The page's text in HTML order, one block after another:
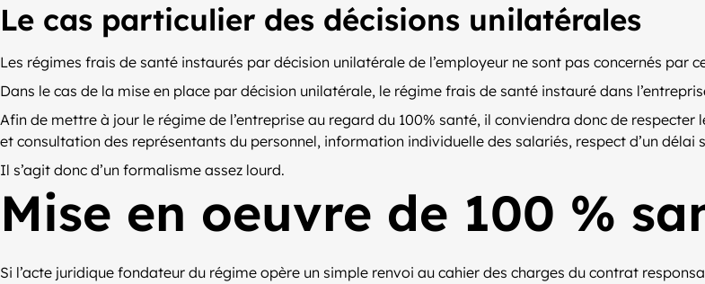
Le cas particulier des décisions unilatérales
Les régimes frais de santé instaurés par décision unilatérale de l’employeur ne sont pas concernés
Dans le cas de la mise en place par décision unilatérale, le régime frais de santé instauré dans
Afin de mettre à jour le régime de l’entreprise au regard du 100% santé, il conviendra donc de
et consultation des représentants du personnel, information individuelle des salariés, respect d’un
Il s’agit donc d’un formalisme assez lourd.
Mise en oeuvre de 100 %
Si l’acte juridique fondateur du régime opère un simple renvoi au cahier des charges du contrat